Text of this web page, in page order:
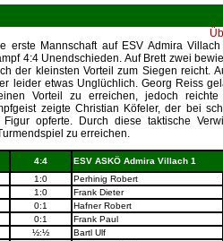
erste Mannschaft auf ESV Admira
4:4 Unendschieden. Auf Brett zwei
der kleinsten Vorteil zum Siegen reicht.
leider etwas Unglüchlich. Georg Reiss
Vorteil zu erreichen, jedoch
zeigte Christian Köfeler, der bei
opferte. Durch diese taktische
zu erreichen.
4:4
ESV ASKÖ Admira Villach 1
1:0
Perhinig Robert
1:0
Frank Dieter
0:1
Hafner Robert
0:1
Frank Paul
½:½
Bartl Ulf